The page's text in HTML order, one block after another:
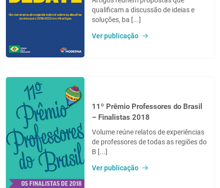
qualificam a discussão de ideias e
soluções, ba [...]
Ver publicação
11º Prêmio Professores do Brasil
– Finalistas 2018
Volume reúne relatos de experiências
de professores de todas as regiões do
B [...]
Ver publicação